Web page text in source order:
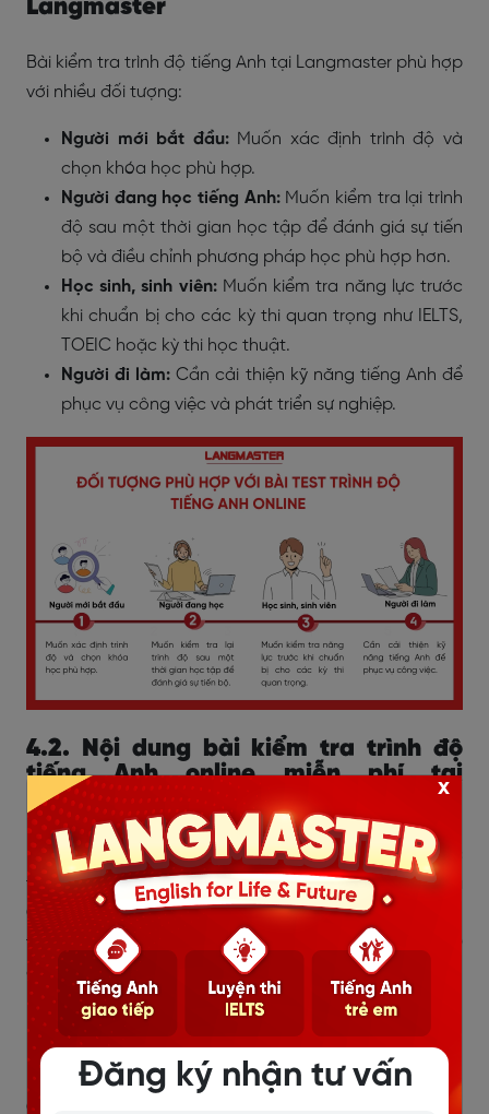
Langmaster
Bài kiểm tra trình độ tiếng Anh tại Langmaster phù hợp
với nhiều đối tượng:
Người mới bắt đầu:Muốn xác định trình độ và
chọn khóa học phù hợp.
Người đang học tiếng Anh:Muốn kiểm tra lại trình
độ sau một thời gian học tập để đánh giá sự tiến
bộ và điều chỉnh phương pháp học phù hợp hơn.
Học sinh, sinh viên:Muốn kiểm tra năng lực trước
khi chuẩn bị cho các kỳ thi quan trọng như IELTS,
TOEIC hoặc kỳ thi học thuật.
Người đi làm: Cần cải thiện kỹ năng tiếng Anh để
phục vụ công việc và phát triển sự nghiệp.
4.2. Nội dung bài kiểm tra trình độ
tiếng Anh online miễn phí tại
Langmaster
Bài test trình độ tiếng Anh online tại Langmaster được
thiết kế dựa trên Khung Tham Chiếu Ngôn Ngữ Chung
Châu Âu (CEFR), đánh giá đầy đủ 4 kỹ năng quan
trọng: Nghe, Nói, Đọc và Viết, từ cấp độ A1 (cơ bản)
đến C1 (nâng cao). Đây là lợi thế vượt trội so với nhiều
bài kiểm tra trực tuyến khác, vốn chỉ tập trung vào
ngữ pháp và từ vựng mà chưa đánh giá toàn diện
năng lực sử dụng ngôn ngữ của học viên.
Cấu trúc bài kiểm tra bao gồm:
Đăng ký nhận tư vấn
x